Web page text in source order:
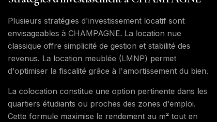
Plusieurs stratégies d'investissement locatif sont
envisageables à CHAMPAGNE. La location nue
classique offre simplicité de gestion et stabilité des
revenus. La location meublée (LMNP) permet
d'optimiser la fiscalité grâce à l'amortissement du bien.
La colocation constitue une option pertinente dans les
quartiers étudiants ou proches des zones d'emploi.
Cette formule maximise le rendement au m² tout en